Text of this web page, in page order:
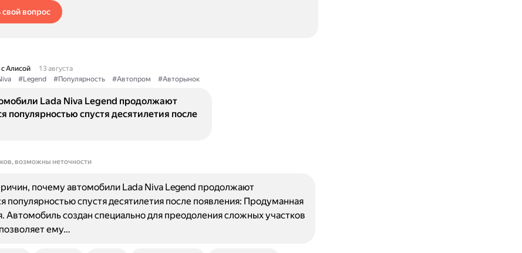
свой вопрос
Алисой
13 августа
#Legend #Популярность #Автопром #Авторынок
Lada Niva Legend продолжают
популярностью спустя десятилетия после
возможны неточности
почему автомобили Lada Niva Legend продолжают
популярностью спустя десятилетия после появления: Продуманная
Автомобиль создан специально для преодоления сложных участков
ему…